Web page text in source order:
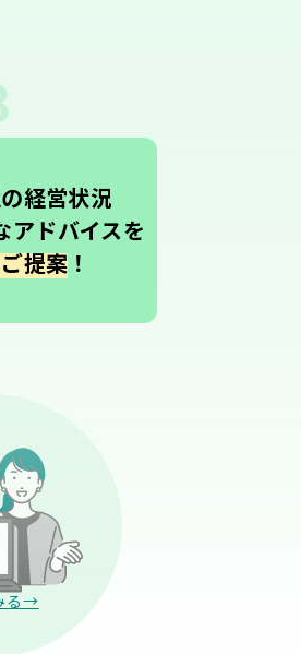
経営状況
アドバイスを
提案 ！
る→